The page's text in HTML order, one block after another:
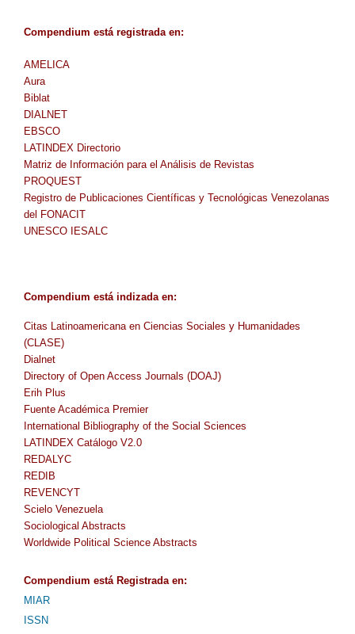
Compendium está registrada en:
AMELICA
Aura
Biblat
DIALNET
EBSCO
LATINDEX Directorio
Matriz de Información para el Análisis de Revistas
PROQUEST
Registro de Publicaciones Científicas y Tecnológicas Venezolanas
del FONACIT
UNESCO IESALC
Compendium está indizada en:
Citas Latinoamericana en Ciencias Sociales y Humanidades
(CLASE)
Dialnet
Directory of Open Access Journals (DOAJ)
Erih Plus
Fuente Académica Premier
International Bibliography of the Social Sciences
LATINDEX Catálogo V2.0
REDALYC
REDIB
REVENCYT
Scielo Venezuela
Sociological Abstracts
Worldwide Political Science Abstracts
Compendium está Registrada en:
MIAR
ISSN